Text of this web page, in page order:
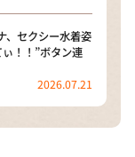
、セクシー水着姿
！！”ボタン連
2026.07.21